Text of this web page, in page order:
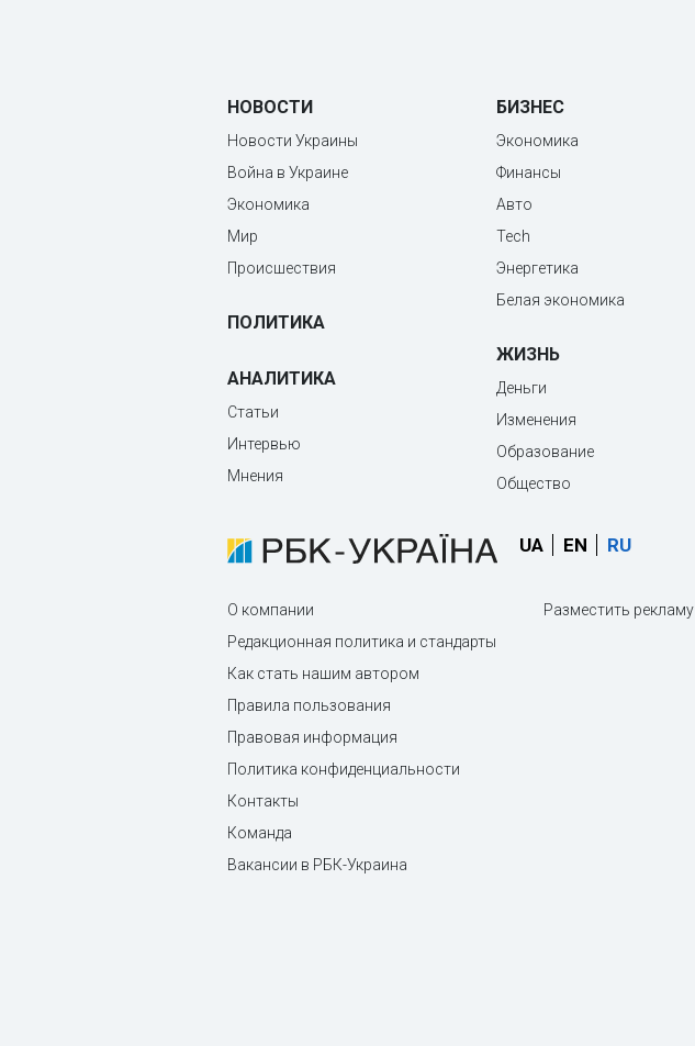
НОВОСТИ
Новости Украины
Война в Украине
Экономика
Мир
Происшествия
ПОЛИТИКА
АНАЛИТИКА
Статьи
Интервью
Мнения
БИЗНЕС
Экономика
Финансы
Авто
Tech
Энергетика
Белая экономика
ЖИЗНЬ
Деньги
Изменения
Образование
Общество
UA EN RU
О компании
Редакционная политика и стандарты
Как стать нашим автором
Правила пользования
Правовая информация
Политика конфиденциальности
Контакты
Команда
Вакансии в РБК-Украина
Разместить рекламу